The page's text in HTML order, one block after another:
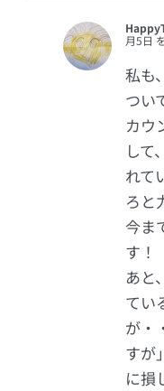
月5日
私も
つい
カウ
して
れて
ろと
今ま
す！
あと
てい
が・
すが
に損